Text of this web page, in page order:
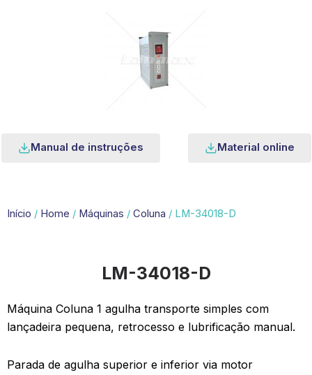
Manual de instruções Material online
Início / Home / Máquinas / Coluna / LM-34018-D
LM-34018-D
Máquina Coluna 1 agulha transporte simples com
lançadeira pequena, retrocesso e lubrificação manual.
Parada de agulha superior e inferior via motor